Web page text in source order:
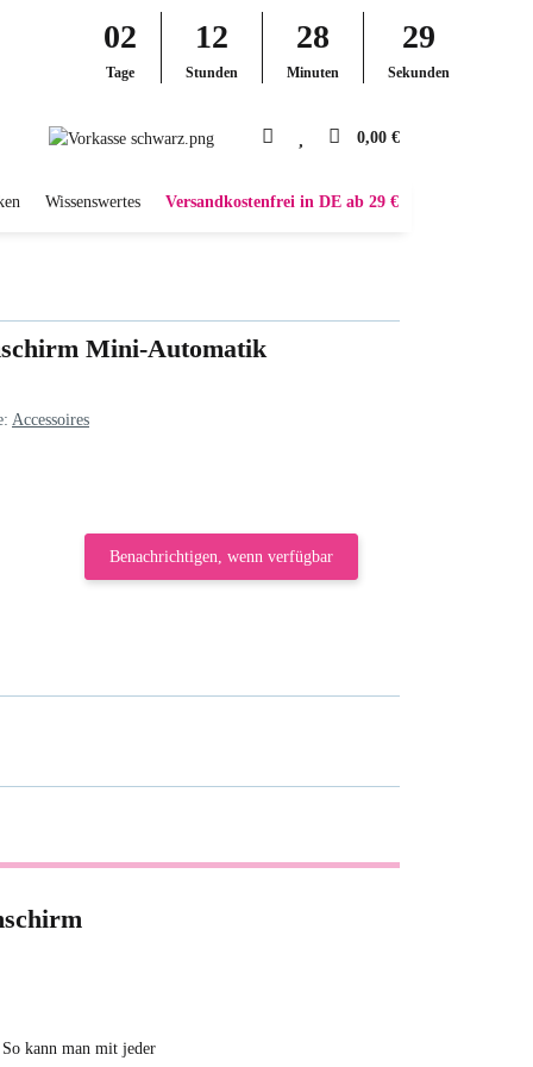
02
Tage
12
Stunden
28
Minuten
28
Sekunden
0,00 €
Wissenswertes Versandkostenfrei in DE ab 29 €
Mini-Automatik
Accessoires
Benachrichtigen, wenn verfügbar
kann man mit jeder